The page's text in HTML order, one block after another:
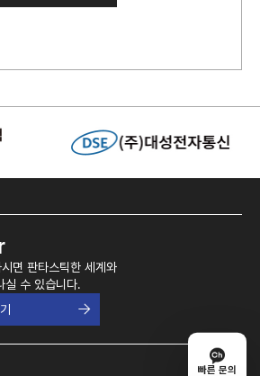
빠른 문의
면 판타스틱한 세계와
실 수 있습니다.